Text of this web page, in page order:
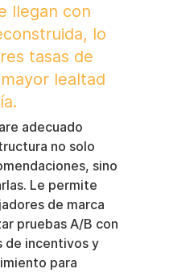
llegan con
lo
tasas de
lealtad
adecuado
no solo
sino
Le permite
de marca
pruebas A/B con
de incentivos y
para